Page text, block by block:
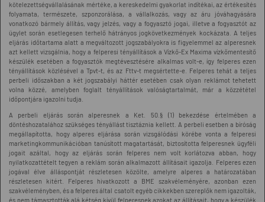
kötelezettségvállalásának mértéke, a kereskedelmi gyakorlat indítékai, az értékesítés
folyamata, természete, szponzorálása, a vállalkozás, vagy az áru jóváhagyására
vonatkozó bármely állítás, vagy jelzés, vagy a fogyasztó jogai, illetve a fogyasztót az
ügylet során esetlegesen terhelő hátrányos jogkövetkezmények kockázata. A teljes
eljárás időtartama alatt a megváltozott jogszabályokra is figyelemmel az alperesnek
azt kellett vizsgálnia, hogy a felperesi tényállítások a Vízkő-Ex Maxima vízkőmentesítő
készülék esetében a fogyasztók megtévesztésére alkalmas volt-e, így felperes ezen
tényállítások közlésével a Tpvt-t, és az Fttv-t megsértette-e. Felperes tehát a teljes
perbeli időszakban a két jogszabályi háttér esetében csak olyan reklámot tehetett
volna közzé, amelyben foglalt tényállítások valóságtartalmát, már a közzététel
időpontjára igazolni tudja.
A perbeli eljárás során alperesnek a Ket. 50.§ (1) bekezdése értelmében a
döntéshozatalához szükséges tényállást tisztáznia kellett. A perbeli esetben a bíróság
megállapította, hogy alperes eljárása során vizsgálódási körébe vonta a felperesi
marketingkommunikációban tanúsított magatartását, biztosította felperesnek ügyféli
jogait azáltal, hogy az eljárás során felperes nem volt korlátozva abban, hogy
nyilatkozattételt tegyen a reklám során alkalmazott állításait igazolja. Felperes ezen
jogával élve álláspontját részletesen közölte, amelyre alperes a határozatában
részletesen kitért. Felperes hivatkozott a BME szakvéleményére, azonban ezen
szakvéleményben, és a felperes által csatolt egyéb cikkekben szereplők nem igazolták,
és nem támasztották alá kétség kívül felperesnek azokat az állításait, hogy a készülék